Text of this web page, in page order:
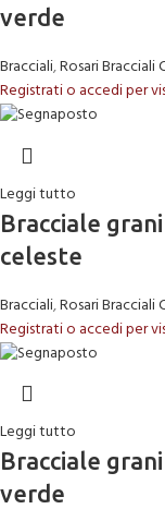
verde
Bracciali,Rosari Bracciali
Registrati o accedi per
Leggi tutto
Bracciale
celeste
Bracciali,Rosari Bracciali
Registrati o accedi per
Leggi tutto
Bracciale
verde